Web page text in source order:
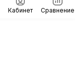
Кабинет Сравнение